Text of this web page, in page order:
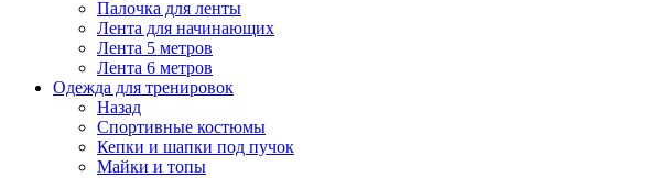
Палочка для ленты
Лента для начинающих
Лента 5 метров
Лента 6 метров
Одежда для тренировок
Назад
Спортивные костюмы
Кепки и шапки под пучок
Майки и топы